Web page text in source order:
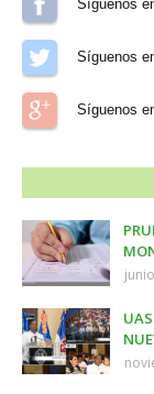
Síguenos
Síguenos
Síguenos